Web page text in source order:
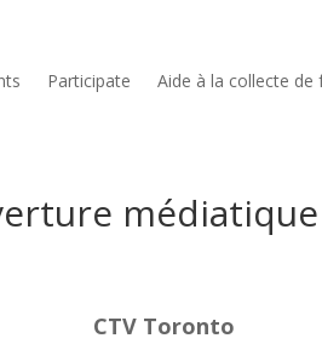
Participate Aide à la collecte de
CTV Toronto